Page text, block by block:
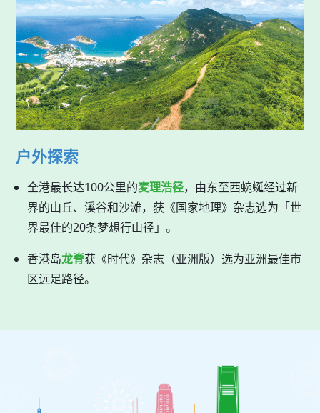
户外探索
全港最长达100公里的麦理浩径，由东至西蜿蜒经过新
界的山丘、溪谷和沙滩，获《国家地理》杂志选为「世
界最佳的20条梦想行山径」。
香港岛龙脊获《时代》杂志（亚洲版）选为亚洲最佳市
区远足路径。